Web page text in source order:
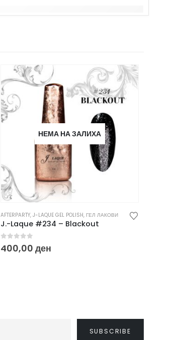
НЕМА НА ЗАЛИХА
AFTERPARTY, J-LAQUE GEL POLISH, ГЕЛ ЛАКОВИ
J.-Laque #234 – Blackout
out of 5
400,00 ден